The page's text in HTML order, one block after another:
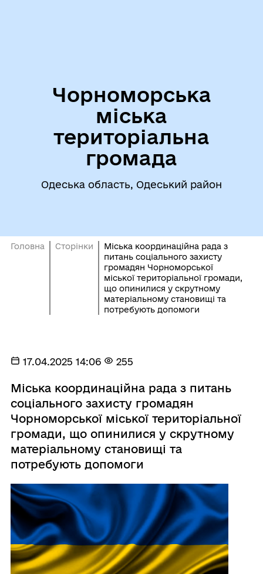
Чорноморська
міська
територіальна
громада
Одеська область, Одеський район
Головна Сторінки
Міська координаційна рада з
питань соціального захисту
громадян Чорноморської
міської територіальної громади,
що опинилися у скрутному
матеріальному становищі та
потребують допомоги
17.04.2025 14:06 255
Міська координаційна рада з питань
соціального захисту громадян
Чорноморської міської територіальної
громади, що опинилися у скрутному
матеріальному становищі та
потребують допомоги